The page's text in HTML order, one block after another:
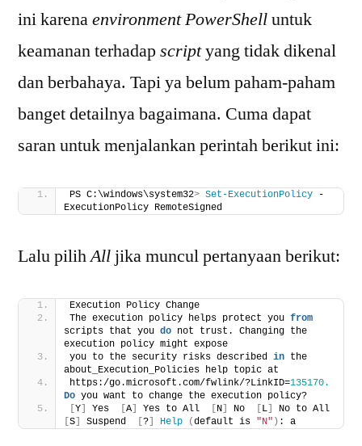
ini karenaenvironment PowerShelluntuk
keamanan terhadapscriptyang tidak dikenal
dan berbahaya. Tapi ya belum paham-paham
banget detailnya bagaimana. Cuma dapat
saran untuk menjalankan perintah berikut ini:
PS C:\windows\system32> Set-ExecutionPolicy -
ExecutionPolicy RemoteSigned
Lalu pilihAll jika muncul pertanyaan berikut:
Execution Policy Change
The execution policy helps protect you from
scripts that you do not trust. Changing the
execution policy might expose
you to the security risks described in the
about_Execution_Policies help topic at
https:/go.microsoft.com/fwlink/?LinkID=135170.
Do you want to change the execution policy?
[Y] Yes [A] Yes to All [N] No [L]
[S] Suspend [?] Help (default is "N" ) : a